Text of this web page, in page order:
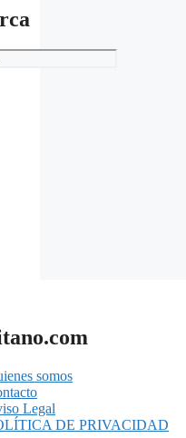
somos
Legal
DE PRIVACIDAD